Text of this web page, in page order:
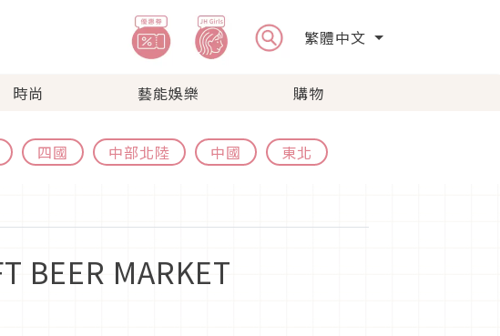
繁體中文
時尚 藝能娛樂 購物
四國 中部北陸 中國 東北
BEER MARKET